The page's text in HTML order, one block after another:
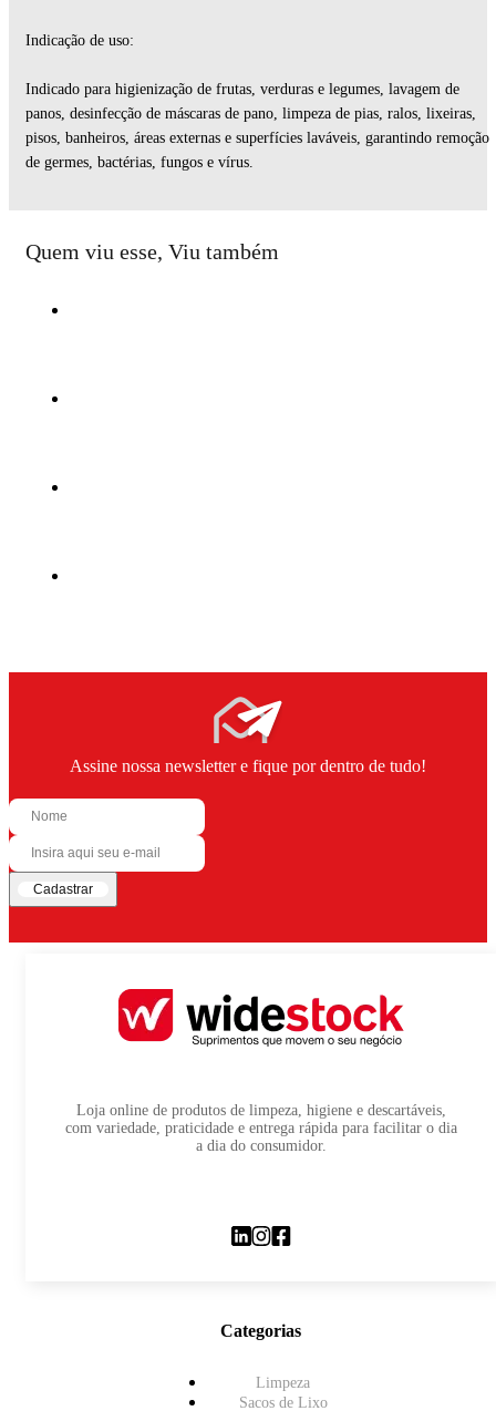
Indicação de uso:
Indicado para higienização de frutas, verduras e legumes, lavagem de
panos, desinfecção de máscaras de pano, limpeza de pias, ralos, lixeiras,
pisos, banheiros, áreas externas e superfícies laváveis, garantindo remoção
de germes, bactérias, fungos e vírus.
Quem viu esse, Viu também
Assine nossa newsletter e fique por dentro de tudo!
Cadastrar
Loja online de produtos de limpeza, higiene e descartáveis,
com variedade, praticidade e entrega rápida para facilitar o dia
a dia do consumidor.
Categorias
Limpeza
Sacos de Lixo